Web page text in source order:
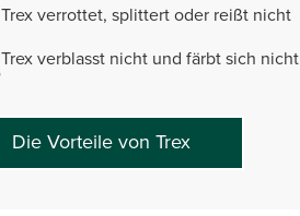
Trex verrottet, splittert oder reißt nicht
Trex verblasst nicht und färbt sich nicht
Die Vorteile von Trex